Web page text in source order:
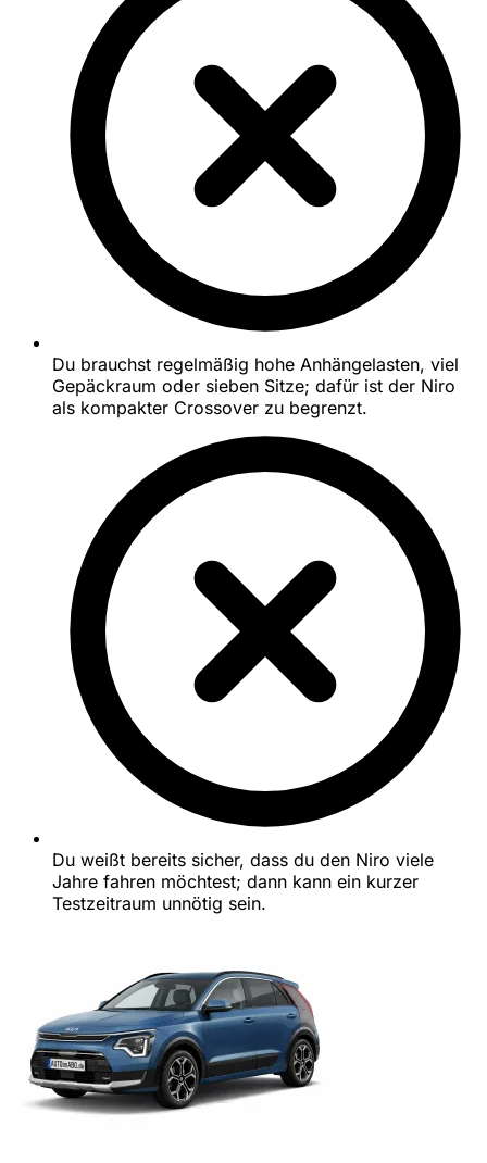
Du brauchst regelmäßig hohe Anhängelasten, viel
Gepäckraum oder sieben Sitze; dafür ist der Niro
als kompakter Crossover zu begrenzt.
Du weißt bereits sicher, dass du den Niro viele
Jahre fahren möchtest; dann kann ein kurzer
Testzeitraum unnötig sein.